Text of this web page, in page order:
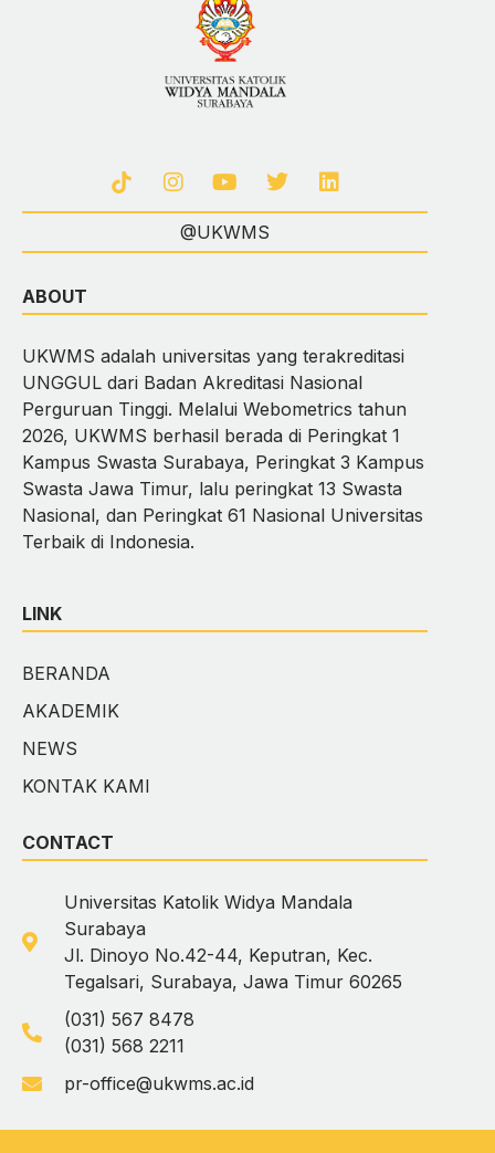
@UKWMS
ABOUT
UKWMS adalah universitas yang terakreditasi
UNGGUL dari Badan Akreditasi Nasional
Perguruan Tinggi. Melalui Webometrics tahun
2026, UKWMS berhasil berada di Peringkat 1
Kampus Swasta Surabaya, Peringkat 3 Kampus
Swasta Jawa Timur, lalu peringkat 13 Swasta
Nasional, dan Peringkat 61 Nasional Universitas
Terbaik di Indonesia.
LINK
BERANDA
AKADEMIK
NEWS
KONTAK KAMI
CONTACT
Universitas Katolik Widya Mandala
Surabaya
Jl. Dinoyo No.42-44, Keputran, Kec.
Tegalsari, Surabaya, Jawa Timur 60265
(031) 567 8478
(031) 568 2211
pr-office@ukwms.ac.id